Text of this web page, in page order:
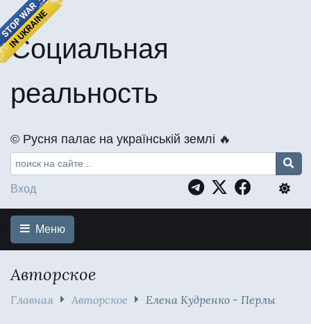
Социальная
реальность
©️ Русня палає на українській землі 🔥
Вход
Меню
Авторское
Главная Авторское Елена Кудренко - Перлы